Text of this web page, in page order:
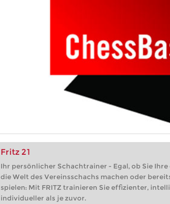
Fritz 21
Ihr persönlicher Schachtrainer - Egal, ob Sie
die Welt des Vereinsschachs machen oder
spielen: Mit FRITZ trainieren Sie effizienter,
individueller als je zuvor.